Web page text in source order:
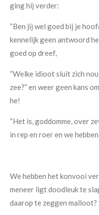
ging hij verder:
“Ben jij wel goed bij je
kennelijk geen antwoord
goed op dreef,
“Welke idioot sluit zich
zee?” en weer geen kans
he!
“Het is, goddomme, over
in rep en roer en we
We hebben het konvooi
meneer ligt doodleuk te
daarop te zeggen malloot?